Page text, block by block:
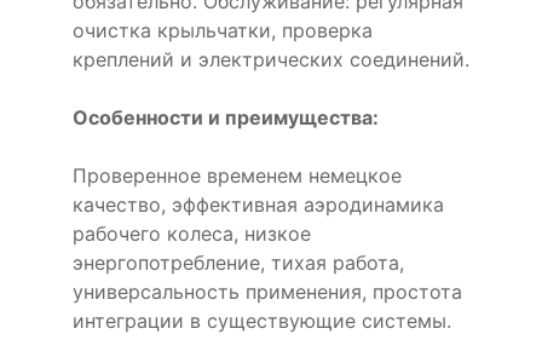
очистка крыльчатки, проверка
креплений и электрических соединений.
Особенности и преимущества:
Проверенное временем немецкое
качество, эффективная аэродинамика
рабочего колеса, низкое
энергопотребление, тихая работа,
универсальность применения, простота
интеграции в существующие системы.